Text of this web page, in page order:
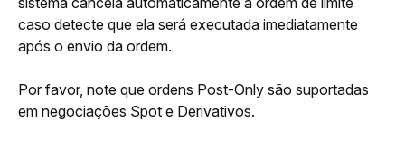
caso detecte que ela será executada imediatamente
após o envio da ordem.
Por favor, note que ordens Post-Only são suportadas
em negociações Spot e Derivativos.